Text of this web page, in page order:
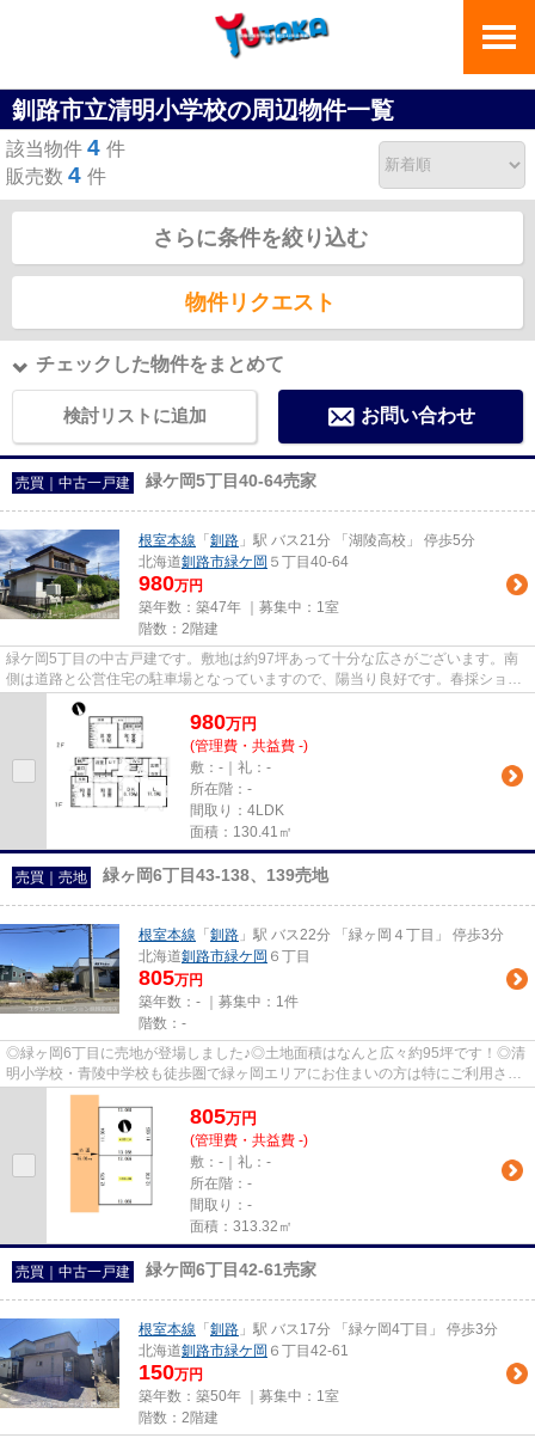
釧路市立清明小学校の周辺物件一覧
該当物件 4 件
販売数 4 件
さらに条件を絞り込む
物件リクエスト
チェックした物件をまとめて
検討リストに追加 お問い合わせ
売買｜中古一戸建 緑ケ岡5丁目40-64売家
根室本線 「 釧路 」駅 バス21分 「湖陵高校」 停歩5分
北海道釧路市緑ケ岡 ５丁目40-64
980万円
築年数：築47年 ｜募集中： 1室
階数：2階建
緑ケ岡5丁目の中古戸建です。敷地は約97坪あって十分な広さがございます。南
側は道路と公営住宅の駐車場となっていますので、陽当り良好です。春採ショッ
ピングセンターにも近く、買い...
980万円
(管理費・共益費 -)
敷：-｜礼：-
所在階：-
間取り：4LDK
面積：130.41㎡
売買｜売地 緑ヶ岡6丁目43-138、139売地
根室本線 「 釧路 」駅 バス22分 「緑ヶ岡４丁目」 停歩3分
北海道釧路市緑ケ岡 ６丁目
805万円
築年数：- ｜募集中： 1件
階数：-
◎緑ヶ岡6丁目に売地が登場しました♪◎土地面積はなんと広々約95坪です！◎清
明小学校・青陵中学校も徒歩圏で緑ヶ岡エリアにお住まいの方は特にご利用され
るショッピングマート雷さとうさ...
805万円
(管理費・共益費 -)
敷：-｜礼：-
所在階：-
間取り：-
面積：313.32㎡
売買｜中古一戸建 緑ケ岡6丁目42-61売家
根室本線 「 釧路 」駅 バス17分 「緑ケ岡4丁目」 停歩3分
北海道釧路市緑ケ岡 ６丁目42-61
150万円
築年数：築50年 ｜募集中： 1室
階数：2階建